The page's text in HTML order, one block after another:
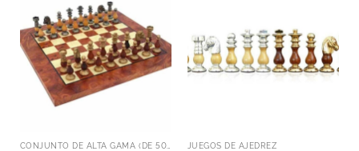
JUEGOS DE AJEDREZ